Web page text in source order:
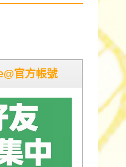
官方帳號